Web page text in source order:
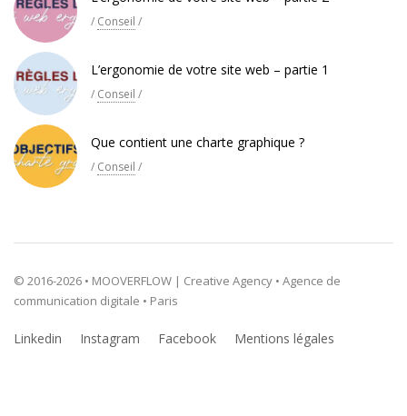
/ Conseil /
L’ergonomie de votre site web – partie 1
/ Conseil /
Que contient une charte graphique ?
/ Conseil /
© 2016-2026 • MOOVERFLOW | Creative Agency • Agence de
communication digitale • Paris
Linkedin Instagram Facebook Mentions légales